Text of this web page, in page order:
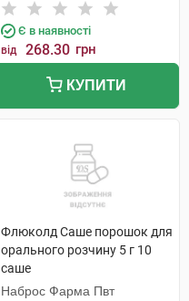
Є в наявності
від 268.30 грн
КУПИТИ
Флюколд Саше порошок для
орального розчину 5 г 10
саше
Наброс Фарма Пвт